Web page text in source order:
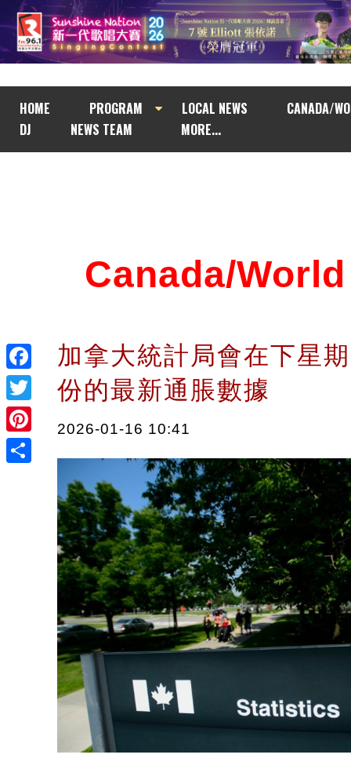
HOME PROGRAM LOCAL NEWS
CANADA/
DJ
NEWS TEAM MORE...
Facebook
Twitter
Pinterest
Canada/
加拿大統計局會在下星
份的最新通脹數據
2026-01-16 10:41